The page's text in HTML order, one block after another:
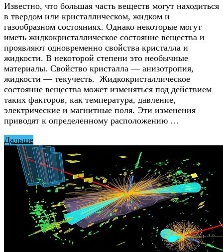
Известно, что большая часть веществ могут находиться
в твердом или кристаллическом, жидком и
газообразном состояниях. Однако некоторые могут
иметь жидкокристаллическое состояние вещества и
проявляют одновременно свойства кристалла и
жидкости. В некоторой степени это необычные
материалы. Свойство кристалла — анизотропия,
жидкости — текучесть. Жидкокристаллическое
состояние вещества может изменяться под действием
таких факторов, как температура, давление,
электрические и магнитные поля. Эти изменения
приводят к определенному расположению …
Дальше